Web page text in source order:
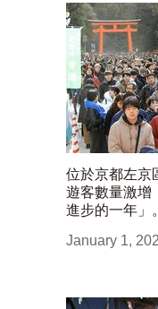
位於京都左京
遊客數量激增
進步的一年」。
January 1,